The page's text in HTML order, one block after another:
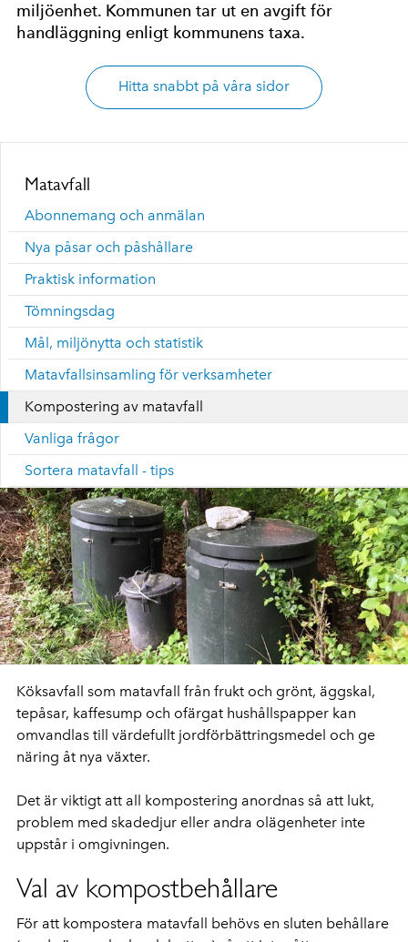
miljöenhet. Kommunen tar ut en avgift för
handläggning enligt kommunens taxa.
Hitta snabbt på våra sidor
Matavfall
Abonnemang och anmälan
Nya påsar och påshållare
Praktisk information
Tömningsdag
Mål, miljönytta och statistik
Matavfallsinsamling för verksamheter
Kompostering av matavfall
Vanliga frågor
Sortera matavfall - tips
Köksavfall som matavfall från frukt och grönt, äggskal,
tepåsar, kaffesump och ofärgat hushållspapper kan
omvandlas till värdefullt jordförbättringsmedel och ge
näring åt nya växter.
Det är viktigt att all kompostering anordnas så att lukt,
problem med skadedjur eller andra olägenheter inte
uppstår i omgivningen.
Val av kompostbehållare
För att kompostera matavfall behövs en sluten behållare